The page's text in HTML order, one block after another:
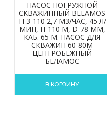
НАСОС ПОГРУЖНОЙ
СКВАЖИННЫЙ BELAMOS
TF3-110 2,7 М3/ЧАС, 45 Л/
МИН, Н-110 М, D-78 ММ,
КАБ. 65 М. НАСОС ДЛЯ
СКВАЖИН 60-80М
ЦЕНТРОБЕЖНЫЙ
БЕЛАМОС
В КОРЗИНУ